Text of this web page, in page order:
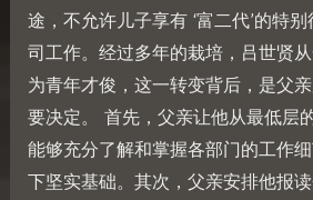
途，不允许儿子享有 ‘富二代’的特
司工作。经过多年的栽培，吕世贤
为青年才俊，这一转变背后，是父
要决定。 首先，父亲让他从最低层
能够充分了解和掌握各部门的工作
下坚实基础。其次，父亲安排他报